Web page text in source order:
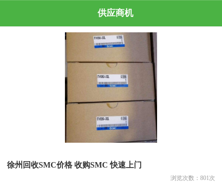
供应商机
徐州回收SMC价格 收购SMC 快速上门
浏览次数： 801 次